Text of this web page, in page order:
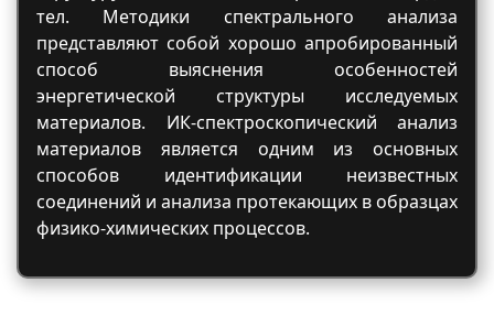
тел. Методики спектрального анализа
представляют собой хорошо апробированный
способ выяснения особенностей
энергетической структуры исследуемых
материалов. ИК-спектроскопический анализ
материалов является одним из основных
способов идентификации неизвестных
соединений и анализа протекающих в образцах
физико-химических процессов.